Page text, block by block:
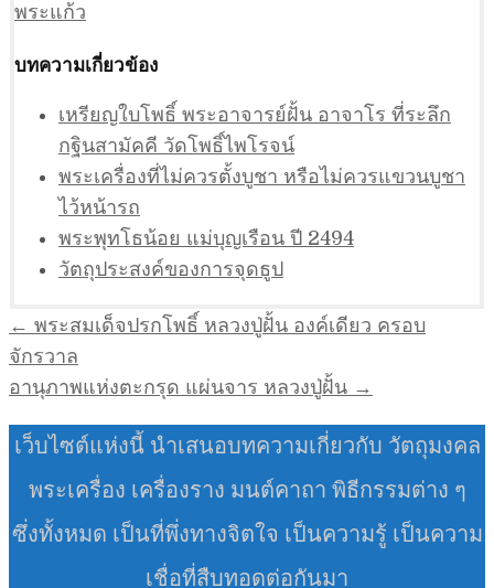
พระแก้ว
บทความเกี่ยวข้อง
เหรียญใบโพธิ์ พระอาจารย์ฝั้น อาจาโร ที่ระลึก
กฐินสามัคคี วัดโพธิ์ไพโรจน์
พระเครื่องที่ไม่ควรตั้งบูชา หรือไม่ควรแขวนบูชา
ไว้หน้ารถ
พระพุทโธน้อย แม่บุญเรือน ปี 2494
วัตถุประสงค์ของการจุดธูป
แนะแนว
เรื่อง
← พระสมเด็จปรกโพธิ์ หลวงปู่ฝั้น องค์เดียว ครอบ
จักรวาล
อานุภาพแห่งตะกรุด แผ่นจาร หลวงปู่ฝั้น →
เว็บไซต์แห่งนี้ นำเสนอบทความเกี่ยวกับ วัตถุมงคล
พระเครื่อง เครื่องราง มนต์คาถา พิธีกรรมต่าง ๆ
ซึ่งทั้งหมด เป็นที่พึ่งทางจิตใจ เป็นความรู้ เป็นความ
เชื่อที่สืบทอดต่อกันมา